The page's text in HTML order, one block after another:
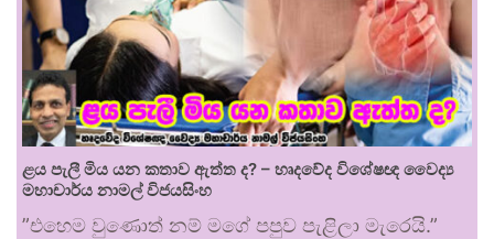
ළය පැලී මිය යන කතාව ඇත්ත ද? – හෘදවේද විශේෂඥ වෛද්‍ය
මහාචාර්ය නාමල් විජයසිංහ
​”එහෙම වුණොත් නම් මගේ පපුව පැළිලා මැරෙයි.”